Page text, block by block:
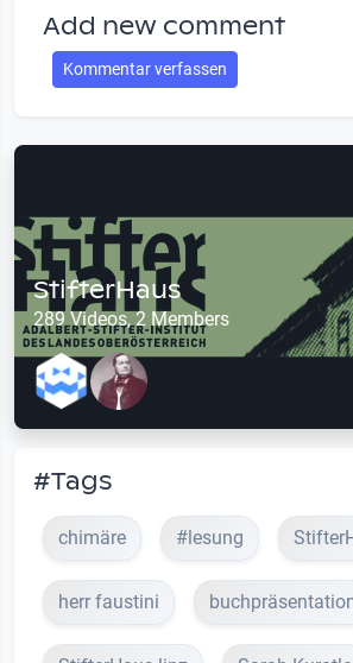
Add new comment
Kommentar verfassen
StifterHaus
289 Videos, 2 Members
#Tags
chimäre #lesung
herr faustini